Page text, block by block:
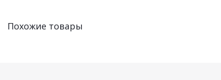
Похожие товары